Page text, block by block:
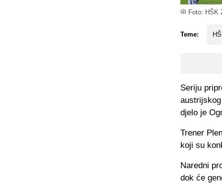
Foto: HŠK
Teme:
Seriju
djelo je
Trener
koji su
Naredni
dok će